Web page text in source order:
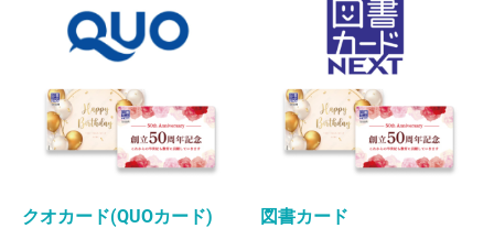
クオカード(QUOカード) 図書カード